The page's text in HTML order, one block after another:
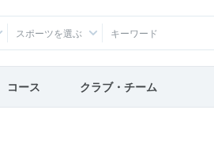
スポーツを選ぶ
コース クラブ・チーム